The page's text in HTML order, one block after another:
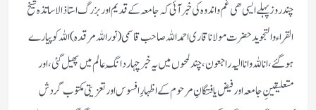
چند روز پہلے ایسی ھی غم و اندوہ کی خبر آئی کہ جامعہ کے قدیم اور بزرگ استاذ الاساتذہ شیخ
القراء والتجوید حضرت مولانا قاری احمد اللہ صاحب قاسمی ( نور اللہ مرقدہ) اللہ کو پیارے
ہو گئے ، انا للہ وانا الیہ راجعون ،چند لمحوں میں یہ خبر چہار دانگِ عالم میں پھیل گئی ،اور
متعلیقینِ جامعہ اور فیض یافتگانِ مرحوم کے اظہارِ افسوس اور تعزیتی مکتوب گردش